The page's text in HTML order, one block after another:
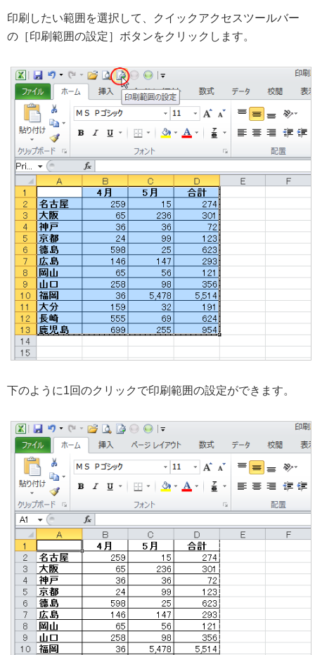
印刷したい範囲を選択して、クイックアクセスツールバー
の［印刷範囲の設定］ボタンをクリックします。
下のように1回のクリックで印刷範囲の設定ができます。